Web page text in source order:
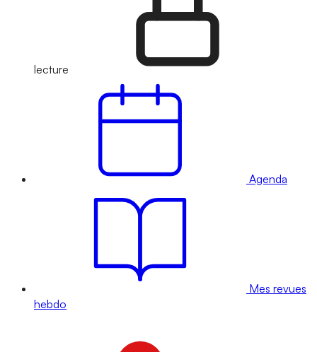
lecture
Agenda
Mes revues
hebdo